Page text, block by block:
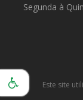
Segunda à
Este site